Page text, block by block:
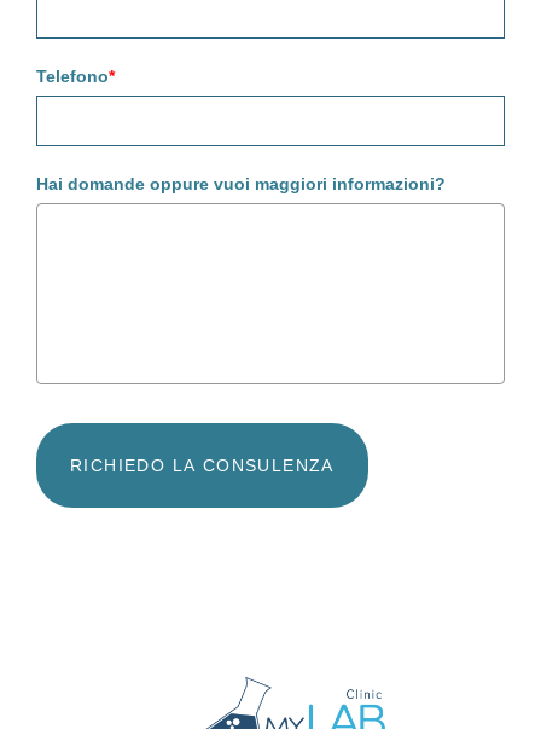
Telefono*
Hai domande oppure vuoi maggiori informazioni?
RICHIEDO LA CONSULENZA